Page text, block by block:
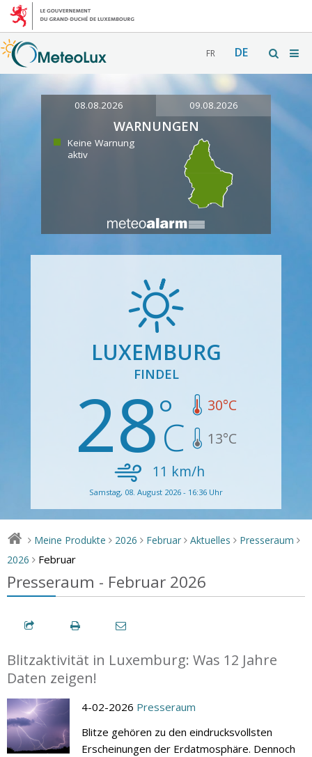
FR DE
08.08.2026 09.08.2026
WARNUNGEN
Keine Warnung
aktiv
LUXEMBURG
FINDEL
28 30°C
13°C
11 km/h
Samstag, 08. August 2026 - 16:36 Uhr
> Meine Produkte > 2026 > Februar > Aktuelles > Presseraum >
2026 > Februar
Presseraum - Februar 2026
Blitzaktivität in Luxemburg: Was 12 Jahre
Daten zeigen!
4-02-2026 Presseraum
Blitze gehören zu den eindrucksvollsten
Erscheinungen der Erdatmosphäre. Dennoch